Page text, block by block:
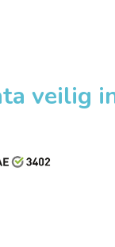
veilig